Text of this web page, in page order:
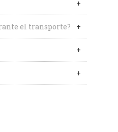
el transporte?